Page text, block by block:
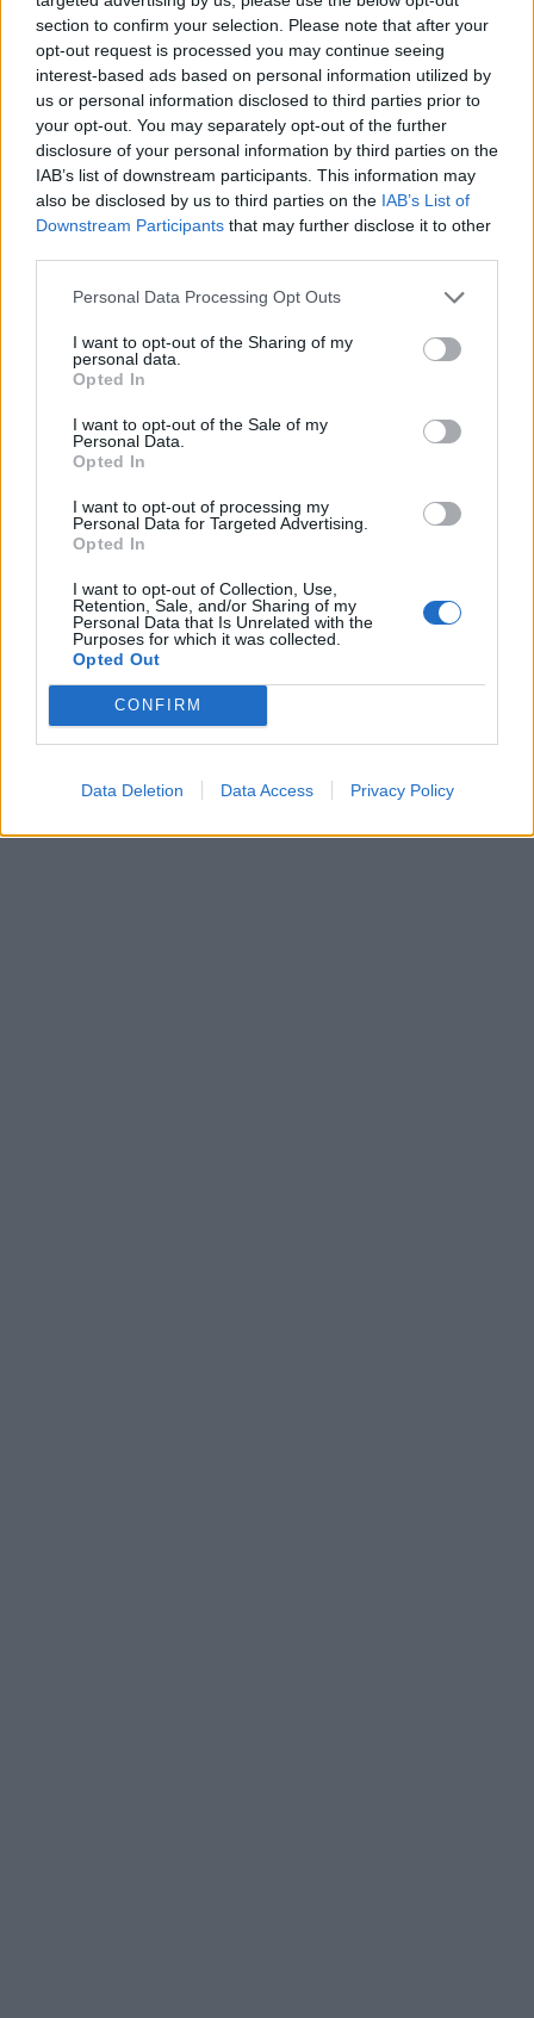
section to confirm your selection. Please note that after your
opt-out request is processed you may continue seeing
interest-based ads based on personal information utilized by
us or personal information disclosed to third parties prior to
your opt-out. You may separately opt-out of the further
disclosure of your personal information by third parties on the
IAB’s list of downstream participants. This information may
also be disclosed by us to third parties on the IAB’s List of
Downstream Participants that may further disclose it to other
Personal Data Processing Opt Outs
I want to opt-out of the Sharing of my
personal data.
Opted In
I want to opt-out of the Sale of my
Personal Data.
Opted In
I want to opt-out of processing my
Personal Data for Targeted Advertising.
Opted In
I want to opt-out of Collection, Use,
Retention, Sale, and/or Sharing of my
Personal Data that Is Unrelated with the
Purposes for which it was collected.
Opted Out
CONFIRM
Data Deletion Data Access Privacy Policy